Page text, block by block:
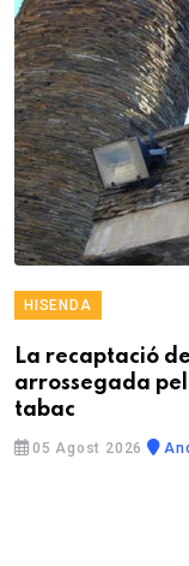
HISENDA
La recaptació
arrossegada pel
tabac
05 Agost 2026